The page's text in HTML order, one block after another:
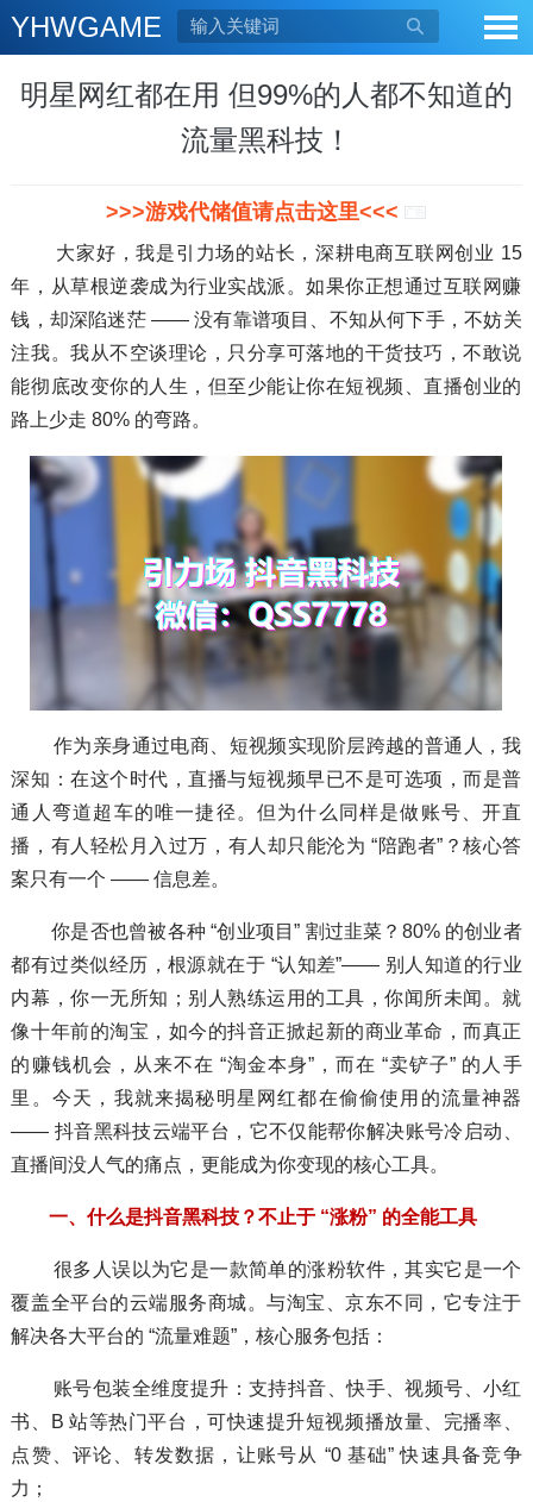
YHWGAME 
明星网红都在用 但99%的人都不知道的
流量黑科技！
>>>游戏代储值请点击这里<<<
大家好，我是引力场的站长，深耕电商互联网创业 15
年，从草根逆袭成为行业实战派。如果你正想通过互联网赚
钱，却深陷迷茫 —— 没有靠谱项目、不知从何下手，不妨关
注我。我从不空谈理论，只分享可落地的干货技巧，不敢说
能彻底改变你的人生，但至少能让你在短视频、直播创业的
路上少走 80% 的弯路。
作为亲身通过电商、短视频实现阶层跨越的普通人，我
深知：在这个时代，直播与短视频早已不是可选项，而是普
通人弯道超车的唯一捷径。但为什么同样是做账号、开直
播，有人轻松月入过万，有人却只能沦为 “陪跑者”？核心答
案只有一个 —— 信息差。
你是否也曾被各种 “创业项目” 割过韭菜？80% 的创业者
都有过类似经历，根源就在于 “认知差”—— 别人知道的行业
内幕，你一无所知；别人熟练运用的工具，你闻所未闻。就
像十年前的淘宝，如今的抖音正掀起新的商业革命，而真正
的赚钱机会，从来不在 “淘金本身”，而在 “卖铲子” 的人手
里。今天，我就来揭秘明星网红都在偷偷使用的流量神器
—— 抖音黑科技云端平台，它不仅能帮你解决账号冷启动、
直播间没人气的痛点，更能成为你变现的核心工具。
一、什么是抖音黑科技？不止于 “涨粉” 的全能工具
很多人误以为它是一款简单的涨粉软件，其实它是一个
覆盖全平台的云端服务商城。与淘宝、京东不同，它专注于
解决各大平台的 “流量难题”，核心服务包括：
账号包装全维度提升：支持抖音、快手、视频号、小红
书、B 站等热门平台，可快速提升短视频播放量、完播率、
点赞、评论、转发数据，让账号从 “0 基础” 快速具备竞争
力；